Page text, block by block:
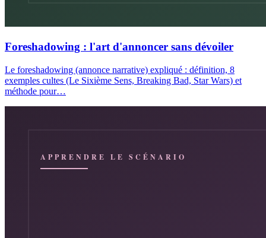
Foreshadowing : l'art d'annoncer sans dévoiler
Le foreshadowing (annonce narrative) expliqué : définition, 8
exemples cultes (Le Sixième Sens, Breaking Bad, Star Wars) et
méthode pour…